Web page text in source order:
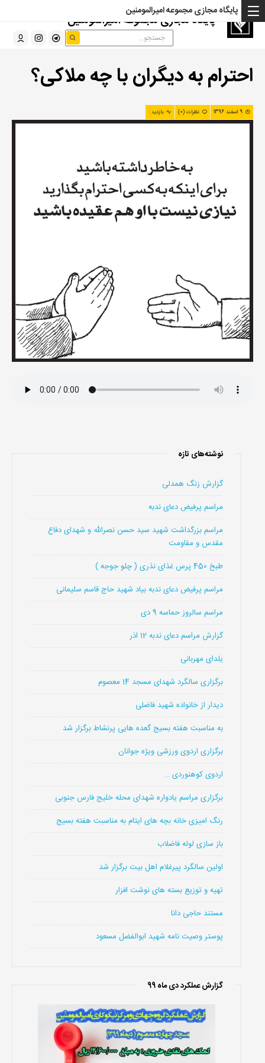
پایگاه مجازی مجموعه امیرالمومنین
پایگاه مجازی مجموعه امیرالمومنین
احترام به دیگران با چه ملاکی؟
9 اسفند 1396 نظرات (0) بازدید :
نوشته‌های تازه
گزارش زنگ همدلی
مراسم پرفیض دعای ندبه
مراسم بزرگداشت شهید سید حسن نصرالله و شهدای دفاع
مقدس و مقاومت
طبخ 450 پرس غذای نذری ( چلو جوجه )
مراسم پرفیض دعای ندبه بیاد شهید حاج قاسم سلیمانی
مراسم سالروز حماسه 9 دی
گزارش مراسم دعای ندبه 12 اذر
یلدای مهربانی
برگزاری سالگرد شهدای مسجد 14 معصوم
دیدار از خانواده شهید فاضلی
به مناسبت هفته بسیج گعده هایی پرنشاط برگزار شد
برگزاری اردوی ورزشی ویژه جوانان
اردوی کوهنوردی …
برگزاری مراسم یادواره شهدای محله خلیج فارس جنوبی
رنگ امیزی خانه بچه های ایتام به مناسبت هفته بسیج
باز سازی لوله فاضلاب
اولین سالگرد پیرغلام اهل بیت برگزار شد
تهیه و توزیع بسته های نوشت افزار
مستند حاجی دانا
پوستر وصیت نامه شهید ابوالفضل مسعود
گزارش عملکرد دی ماه 99